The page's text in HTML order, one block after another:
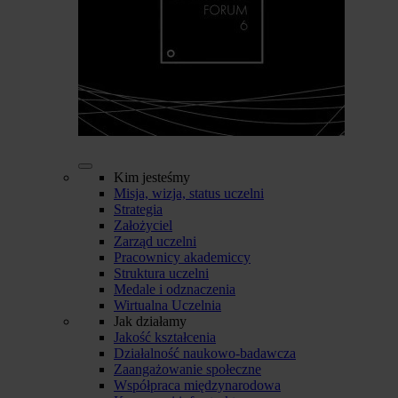
Kim jesteśmy
Misja, wizja, status uczelni
Strategia
Założyciel
Zarząd uczelni
Pracownicy akademiccy
Struktura uczelni
Medale i odznaczenia
Wirtualna Uczelnia
Jak działamy
Jakość kształcenia
Działalność naukowo-badawcza
Zaangażowanie społeczne
Współpraca międzynarodowa